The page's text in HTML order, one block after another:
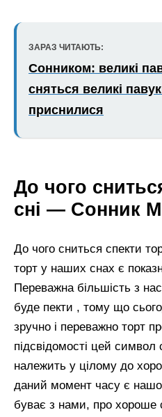
ЗАРАЗ ЧИТАЮТЬ:
Сонником: великі
сняться великі
приснилися
До чого
сні — Сонник
До чого сниться спекти
торт у наших снах є
Переважна більшість з
буде пекти , тому що
зручно і переважно торт
підсвідомості цей символ
належить у цілому до
даний момент часу є
буває з нами, про хороше